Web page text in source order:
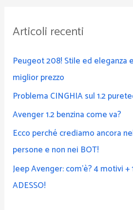
a
Articoli recenti
Peugeot 208! Stile ed eleganza
miglior prezzo
Problema CINGHIA sul 1.2
Avenger 1.2 benzina come va?
Ecco perché crediamo ancora
persone e non nei BOT!
Jeep Avenger: com’è? 4 motivi
ADESSO!